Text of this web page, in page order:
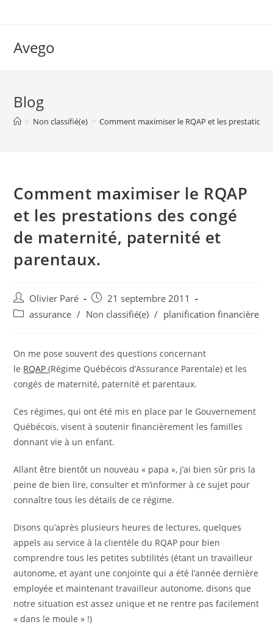
Avego
Blog
> Non classifié(e) > Comment maximiser le RQAP et les
Comment maximiser le RQAP
et les prestations des congé
de maternité, paternité et
parentaux.
Auteur/autrice
de
Olivier Paré
Post
published:
21 septembre 2011
Postassurance / Non classifié(e) / planification financière
On me pose souvent des questions concernant
le RQAP(Régime Québécois d’Assurance Parentale) et les
congés de maternité, paternité et parentaux.
Ces régimes, qui ont été mis en place par le Gouvernement
Québécois, visent à soutenir financièrement les familles
donnant vie à un enfant.
Allant être bientôt un nouveau « papa », j’ai bien sûr pris la
peine de bien lire, consulter et m’informer à ce sujet pour
connaître tous les détails de ce régime.
Disons qu’après plusieurs heures de lectures, quelques
appels au service à la clientèle du RQAP pour bien
comprendre tous les petites subtilités (étant un travailleur
autonome, et ayant une conjointe qui a été l’année dernière
employée et maintenant travailleur autonome, disons que
notre situation est assez unique et ne rentre pas facilement
« dans le moule » !)